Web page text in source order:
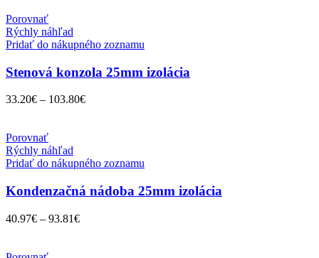
Porovnať
Rýchly náhľad
Pridať do nákupného zoznamu
Stenová konzola 25mm izolácia
33.20€ – 103.80€
Porovnať
Rýchly náhľad
Pridať do nákupného zoznamu
Kondenzačná nádoba 25mm izolácia
40.97€ – 93.81€